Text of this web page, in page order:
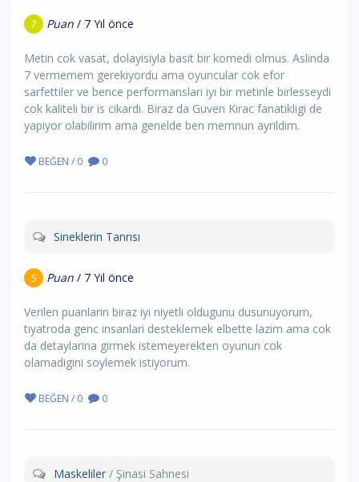
7 Puan / 7 Yıl önce
Metin cok vasat, dolayisiyla basit bir komedi olmus. Aslinda
7 vermemem gerekiyordu ama oyuncular cok efor
sarfettiler ve bence performanslari iyi bir metinle birlesseydi
cok kaliteli bir is cikardi. Biraz da Guven Kirac fanatikligi de
yapiyor olabilirim ama genelde ben memnun ayrildim.
BEĞEN / 0 0
Sineklerin Tanrısı
5 Puan / 7 Yıl önce
Verilen puanlarin biraz iyi niyetli oldugunu dusunuyorum,
tiyatroda genc insanlari desteklemek elbette lazim ama cok
da detaylarina girmek istemeyerekten oyunun cok
olamadigini soylemek istiyorum.
BEĞEN / 0 0
Maskeliler / Şinasi Sahnesi